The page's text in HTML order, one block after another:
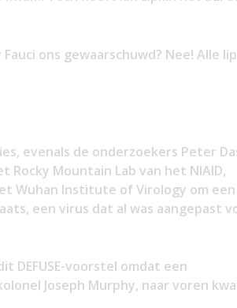
ons gewaarschuwd? Nee! Alle
evenals de onderzoekers Peter
Rocky Mountain Lab van het NIAID,
Wuhan Institute of Virology om een
een virus dat al was aangepast
DEFUSE-voorstel omdat een
Joseph Murphy, naar voren